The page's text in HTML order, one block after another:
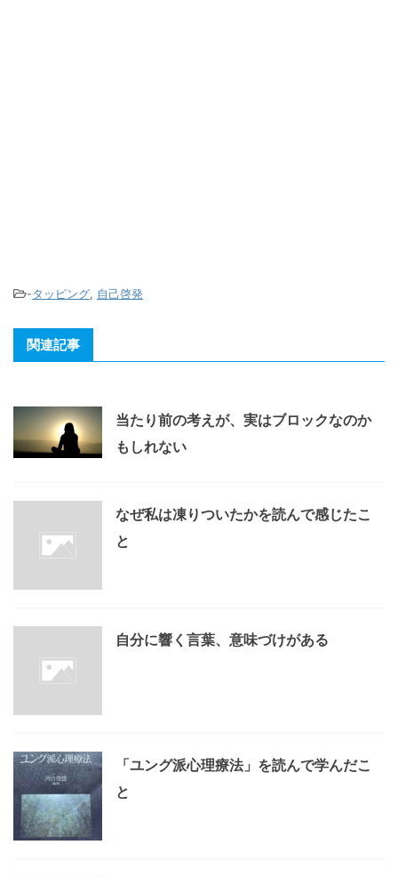
-タッピング, 自己啓発
関連記事
当たり前の考えが、実はブロックなのか
もしれない
なぜ私は凍りついたかを読んで感じたこ
と
自分に響く言葉、意味づけがある
「ユング派心理療法」を読んで学んだこ
と